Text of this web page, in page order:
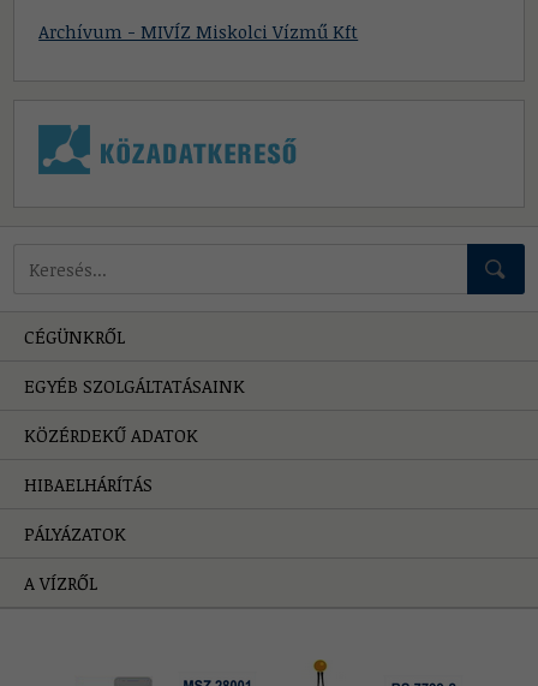
Archívum - MIVÍZ Miskolci Vízmű Kft
Mire keressünk?
CÉGÜNKRŐL
EGYÉB SZOLGÁLTATÁSAINK
KÖZÉRDEKŰ ADATOK
HIBAELHÁRÍTÁS
PÁLYÁZATOK
A VÍZRŐL